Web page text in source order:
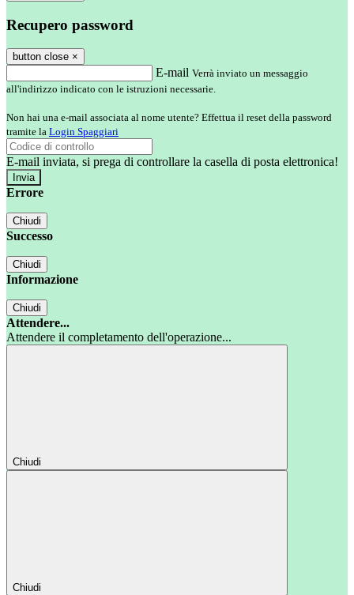
Recupero password
button close ×
E-mail Verrà inviato un messaggio
all'indirizzo indicato con le istruzioni necessarie.
Non hai una e-mail associata al nome utente? Effettua il reset della password
tramite la Login Spaggiari
E-mail inviata, si prega di controllare la casella di posta elettronica!
Errore
Chiudi
Successo
Chiudi
Informazione
Chiudi
Attendere...
Attendere il completamento dell'operazione...
Chiudi
Chiudi